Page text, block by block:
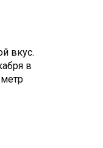
вкус.
в